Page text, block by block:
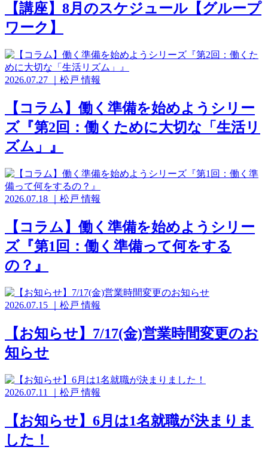
【講座】8月のスケジュール【グループ
ワーク】
2026.07.27 松戸 情報
【コラム】働く準備を始めようシリー
ズ『第2回：働くために大切な「生活リ
ズム」』
2026.07.18 松戸 情報
【コラム】働く準備を始めようシリー
ズ『第1回：働く準備って何をする
の？』
2026.07.15 松戸 情報
【お知らせ】7/17(金)営業時間変更のお
知らせ
2026.07.11 松戸 情報
【お知らせ】6月は1名就職が決まりま
した！